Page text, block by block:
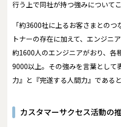
行う上で同社が持つ強みについてこ
「約3600社に上るお客さまとの
トナーの存在に加えて、エンジニ
約1600人のエンジニアがおり、各
9000以上。その強みを言葉として
力』と『完遂する人間力』である
カスタマーサクセス活動の